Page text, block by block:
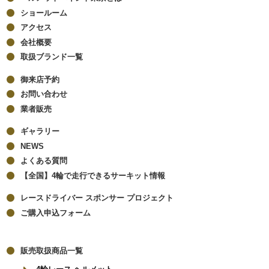
ショールーム
アクセス
会社概要
取扱ブランド一覧
御来店予約
お問い合わせ
業者販売
ギャラリー
NEWS
よくある質問
【全国】4輪で走行できるサーキット情報
レースドライバー スポンサー プロジェクト
ご購入申込フォーム
販売取扱商品一覧